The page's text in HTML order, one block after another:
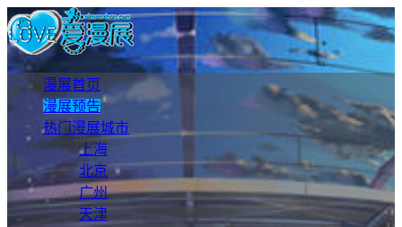
漫展首页
漫展预告
热门漫展城市
上海
北京
广州
天津